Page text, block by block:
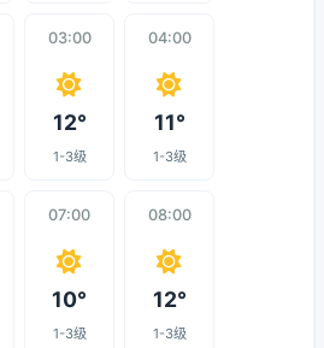
03:00
12°
1-3级
04:00
11°
1-3级
07:00
10°
1-3级
08:00
12°
1-3级